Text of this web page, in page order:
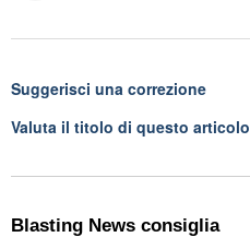
Suggerisci una correzione
Valuta il titolo di questo articolo
Blasting News consiglia